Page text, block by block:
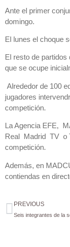
Ante el primer
domingo.
El lunes el choque
El resto de
que se ocupe
Alrededor de 100
jugadores
competición.
La Agencia EFE,
Real Madrid TV o
competición.
Además, en
contiendas en
PREVIOUS